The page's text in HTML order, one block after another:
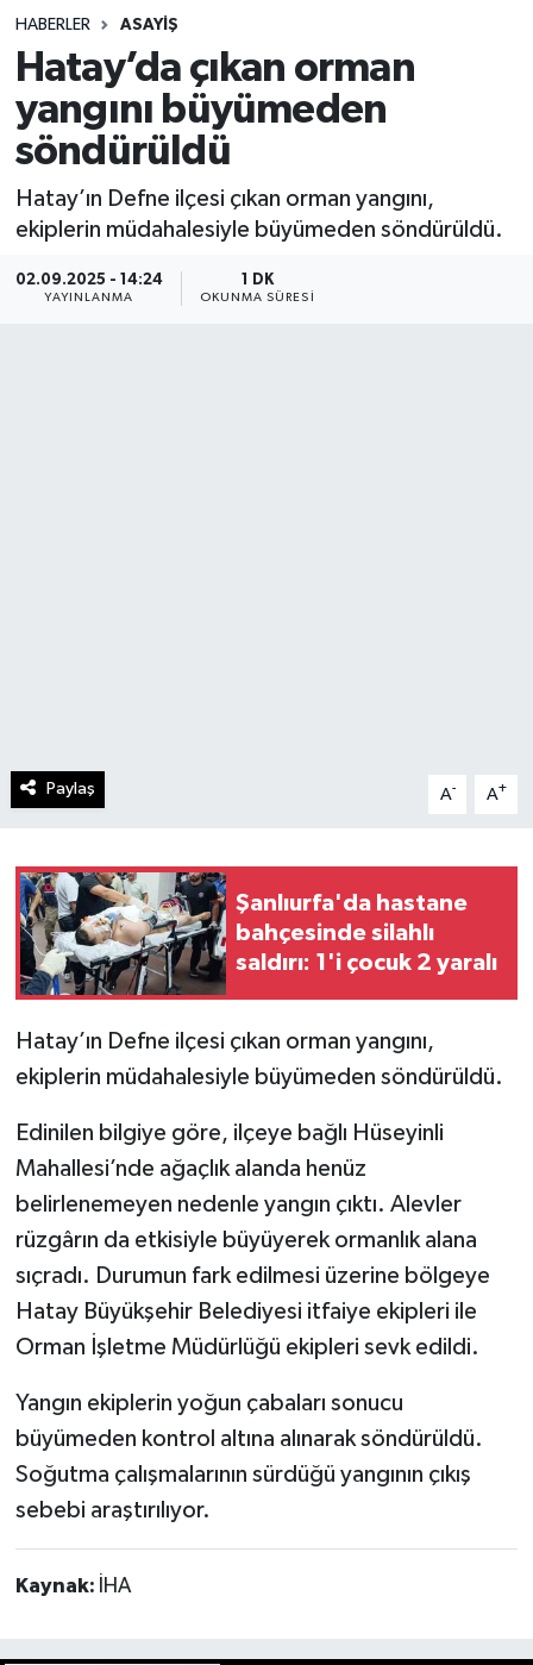
HABERLER ASAYIŞ
Hatay’da çıkan orman
yangını büyümeden
söndürüldü
Hatay’ın Defne ilçesi çıkan orman yangını,
ekiplerin müdahalesiyle büyümeden söndürüldü.
02.09.2025 - 14:24
YAYINLANMA
1 DK
OKUNMA SÜRESI
Paylaş A- A+
Şanlıurfa'da hastane
bahçesinde silahlı
saldırı: 1'i çocuk 2 yaralı
Hatay’ın Defne ilçesi çıkan orman yangını,
ekiplerin müdahalesiyle büyümeden söndürüldü.
Edinilen bilgiye göre, ilçeye bağlı Hüseyinli
Mahallesi’nde ağaçlık alanda henüz
belirlenemeyen nedenle yangın çıktı. Alevler
rüzgârın da etkisiyle büyüyerek ormanlık alana
sıçradı. Durumun fark edilmesi üzerine bölgeye
Hatay Büyükşehir Belediyesi itfaiye ekipleri ile
Orman İşletme Müdürlüğü ekipleri sevk edildi.
Yangın ekiplerin yoğun çabaları sonucu
büyümeden kontrol altına alınarak söndürüldü.
Soğutma çalışmalarının sürdüğü yangının çıkış
sebebi araştırılıyor.
Kaynak: İHA
Spor
Teknoloji
Yaşam